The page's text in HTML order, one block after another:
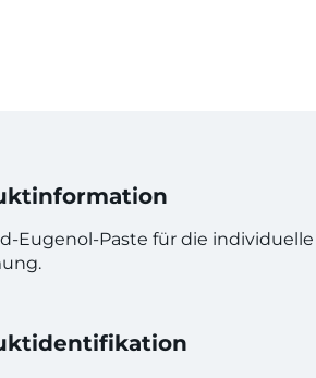
Eugenol-Paste für die individuelle